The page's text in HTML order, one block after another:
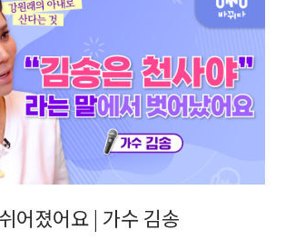
어졌어요 | 가수 김송